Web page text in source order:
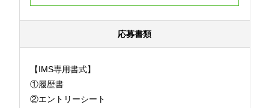
応募書類
【IMS専用書式】
①履歴書
②エントリーシート